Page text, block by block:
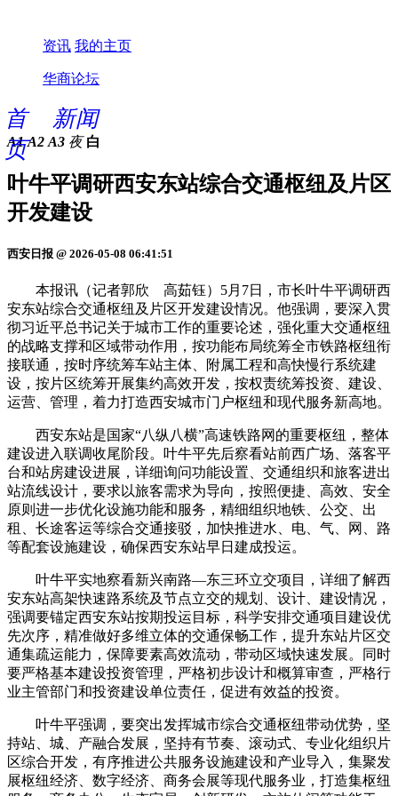
资讯 我的主页
华商论坛
首
页
新闻
A1 A2 A3 夜 白
叶牛平调研西安东站综合交通枢纽及片区
开发建设
西安日报 @ 2026-05-08 06:41:51
本报讯（记者郭欣 高茹钰）5月7日，市长叶牛平调研西
安东站综合交通枢纽及片区开发建设情况。他强调，要深入贯
彻习近平总书记关于城市工作的重要论述，强化重大交通枢纽
的战略支撑和区域带动作用，按功能布局统筹全市铁路枢纽衔
接联通，按时序统筹车站主体、附属工程和高快慢行系统建
设，按片区统筹开展集约高效开发，按权责统筹投资、建设、
运营、管理，着力打造西安城市门户枢纽和现代服务新高地。
西安东站是国家“八纵八横”高速铁路网的重要枢纽，整体
建设进入联调收尾阶段。叶牛平先后察看站前西广场、落客平
台和站房建设进展，详细询问功能设置、交通组织和旅客进出
站流线设计，要求以旅客需求为导向，按照便捷、高效、安全
原则进一步优化设施功能和服务，精细组织地铁、公交、出
租、长途客运等综合交通接驳，加快推进水、电、气、网、路
等配套设施建设，确保西安东站早日建成投运。
叶牛平实地察看新兴南路—东三环立交项目，详细了解西
安东站高架快速路系统及节点立交的规划、设计、建设情况，
强调要锚定西安东站按期投运目标，科学安排交通项目建设优
先次序，精准做好多维立体的交通保畅工作，提升东站片区交
通集疏运能力，保障要素高效流动，带动区域快速发展。同时
要严格基本建设投资管理，严格初步设计和概算审查，严格行
业主管部门和投资建设单位责任，促进有效益的投资。
叶牛平强调，要突出发挥城市综合交通枢纽带动优势，坚
持站、城、产融合发展，坚持有节奏、滚动式、专业化组织片
区综合开发，有序推进公共服务设施建设和产业导入，集聚发
展枢纽经济、数字经济、商务会展等现代服务业，打造集枢纽